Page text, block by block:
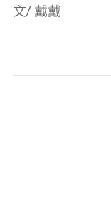
文/ 戴戴